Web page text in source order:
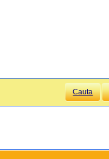
Cauta